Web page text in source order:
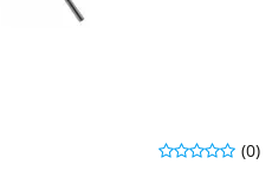
(0)